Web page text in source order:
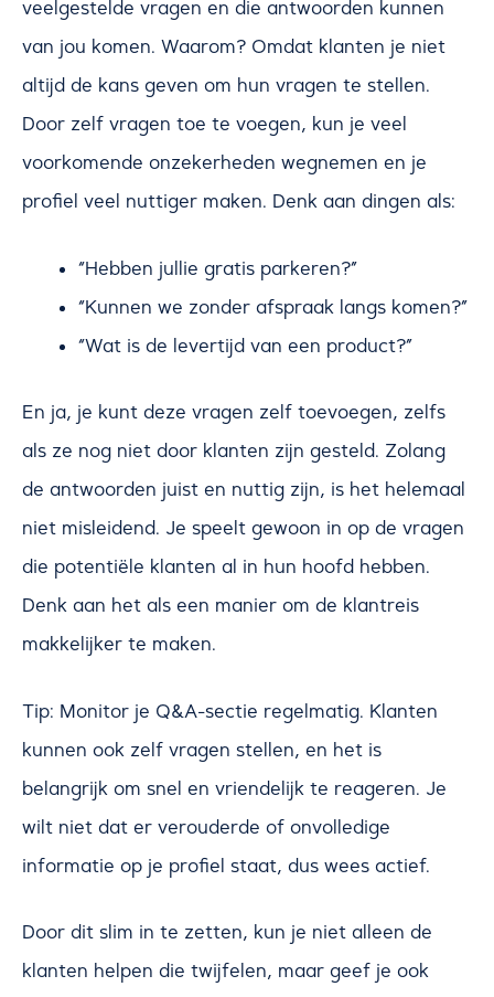
veelgestelde vragen en die antwoorden kunnen
van jou komen. Waarom? Omdat klanten je niet
altijd de kans geven om hun vragen te stellen.
Door zelf vragen toe te voegen, kun je veel
voorkomende onzekerheden wegnemen en je
profiel veel nuttiger maken. Denk aan dingen als:
“Hebben jullie gratis parkeren?”
“Kunnen we zonder afspraak langs komen?”
“Wat is de levertijd van een product?”
En ja, je kunt deze vragen zelf toevoegen, zelfs
als ze nog niet door klanten zijn gesteld. Zolang
de antwoorden juist en nuttig zijn, is het helemaal
niet misleidend. Je speelt gewoon in op de vragen
die potentiële klanten al in hun hoofd hebben.
Denk aan het als een manier om de klantreis
makkelijker te maken.
Tip: Monitor je Q&A-sectie regelmatig. Klanten
kunnen ook zelf vragen stellen, en het is
belangrijk om snel en vriendelijk te reageren. Je
wilt niet dat er verouderde of onvolledige
informatie op je profiel staat, dus wees actief.
Door dit slim in te zetten, kun je niet alleen de
klanten helpen die twijfelen, maar geef je ook